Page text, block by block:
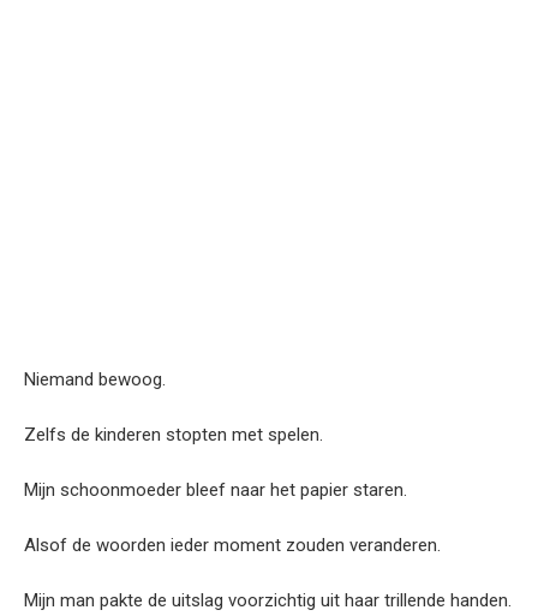
Niemand bewoog.
Zelfs de kinderen stopten met spelen.
Mijn schoonmoeder bleef naar het papier staren.
Alsof de woorden ieder moment zouden veranderen.
Mijn man pakte de uitslag voorzichtig uit haar trillende handen.